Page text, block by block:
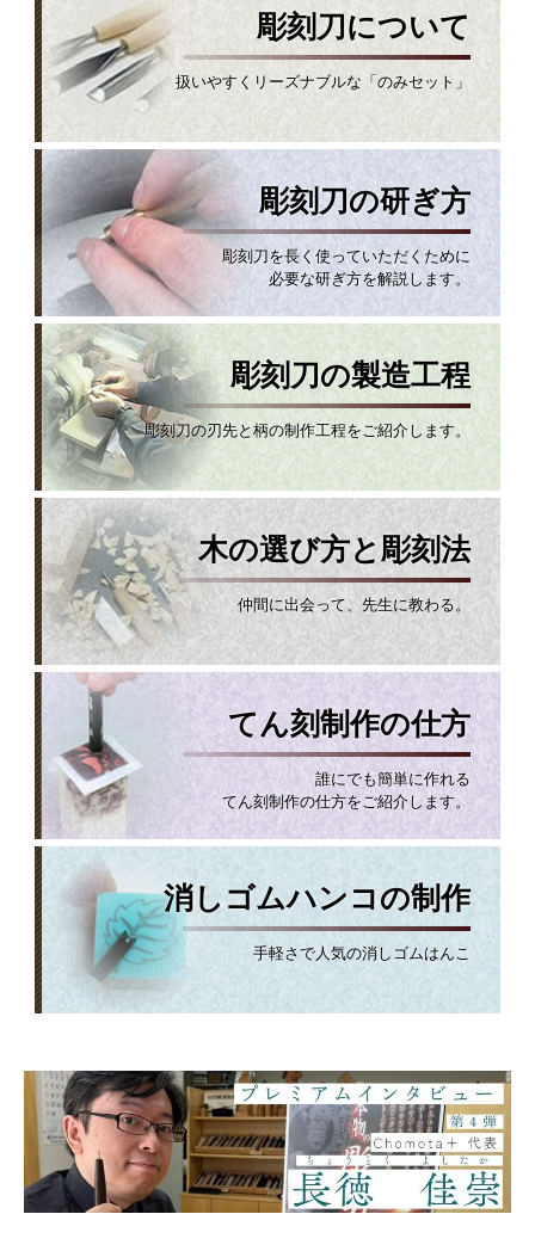
彫刻刀について
扱いやすくリーズナブルな「のみセット」
彫刻刀の研ぎ方
彫刻刀を長く使っていただくために
必要な研ぎ方を解説します。
彫刻刀の製造工程
彫刻刀の刃先と柄の制作工程をご紹介します。
木の選び方と彫刻法
仲間に出会って、先生に教わる。
てん刻制作の仕方
誰にでも簡単に作れる
てん刻制作の仕方をご紹介します。
消しゴムハンコの制作
手軽さで人気の消しゴムはんこ